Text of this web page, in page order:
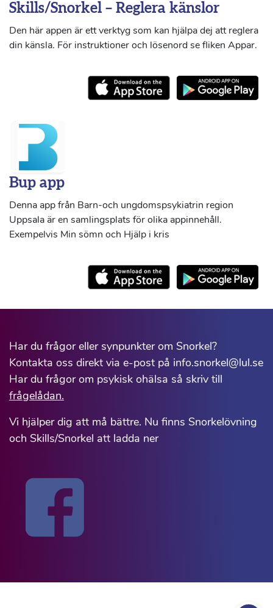
Skills/Snorkel – Reglera känslor
Den här appen är ett verktyg som kan hjälpa dej att reglera
din känsla. För instruktioner och lösenord se fliken Appar.
Bup app
Denna app från Barn-och ungdomspsykiatrin region
Uppsala är en samlingsplats för olika appinnehåll.
Exempelvis Min sömn och Hjälp i kris
Har du frågor eller synpunkter om Snorkel?
Kontakta oss direkt via e-post på info.snorkel@lul.se
Har du frågor om psykisk ohälsa så skriv till
frågelådan.
Vi hjälper dig att må bättre. Nu finns Snorkelövning
och Skills/Snorkel att ladda ner